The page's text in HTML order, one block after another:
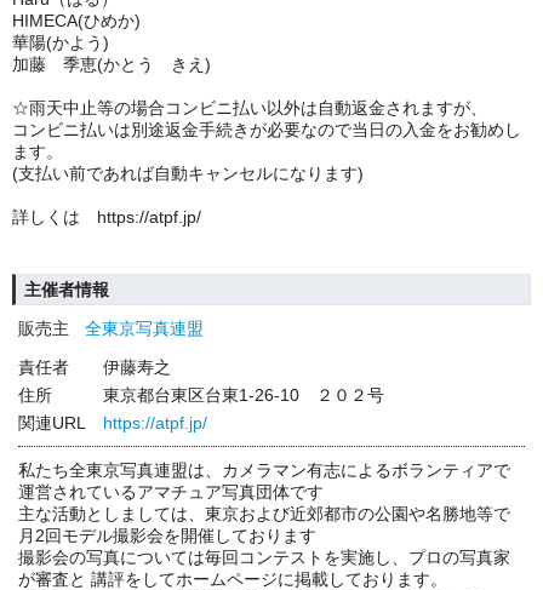
HIMECA(ひめか)
華陽(かよう)
加藤 季恵(かとう きえ)
☆雨天中止等の場合コンビニ払い以外は自動返金されますが、
コンビニ払いは別途返金手続きが必要なので当日の入金をお勧めし
ます。
(支払い前であれば自動キャンセルになります)
詳しくは https://atpf.jp/
主催者情報
販売主
全東京写真連盟
責任者
伊藤寿之
住所
東京都台東区台東1-26-10 ２０２号
関連URL
https://atpf.jp/
私たち全東京写真連盟は、カメラマン有志によるボランティアで
運営されているアマチュア写真団体です
主な活動としましては、東京および近郊都市の公園や名勝地等で
月2回モデル撮影会を開催しております
撮影会の写真については毎回コンテストを実施し、プロの写真家
が審査と 講評をしてホームページに掲載しております。